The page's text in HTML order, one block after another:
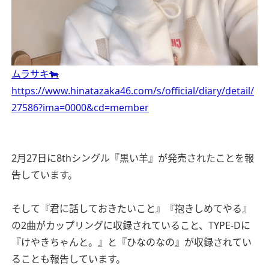
ムラサキ🐄
https://www.hinatazaka46.com/s/official/diary/detail/
27586?ima=0000&cd=member
2月27日に8thシングル『黒い羊』が発売されたことを報
告しています。
そして『君に話しておきたいこと』『抱きしめてやる』
の2曲がカップリングに収録されていること、TYPE-Dに
『けやきちゃんと。』と『ひなのなの』が収録されてい
ることも報告しています。